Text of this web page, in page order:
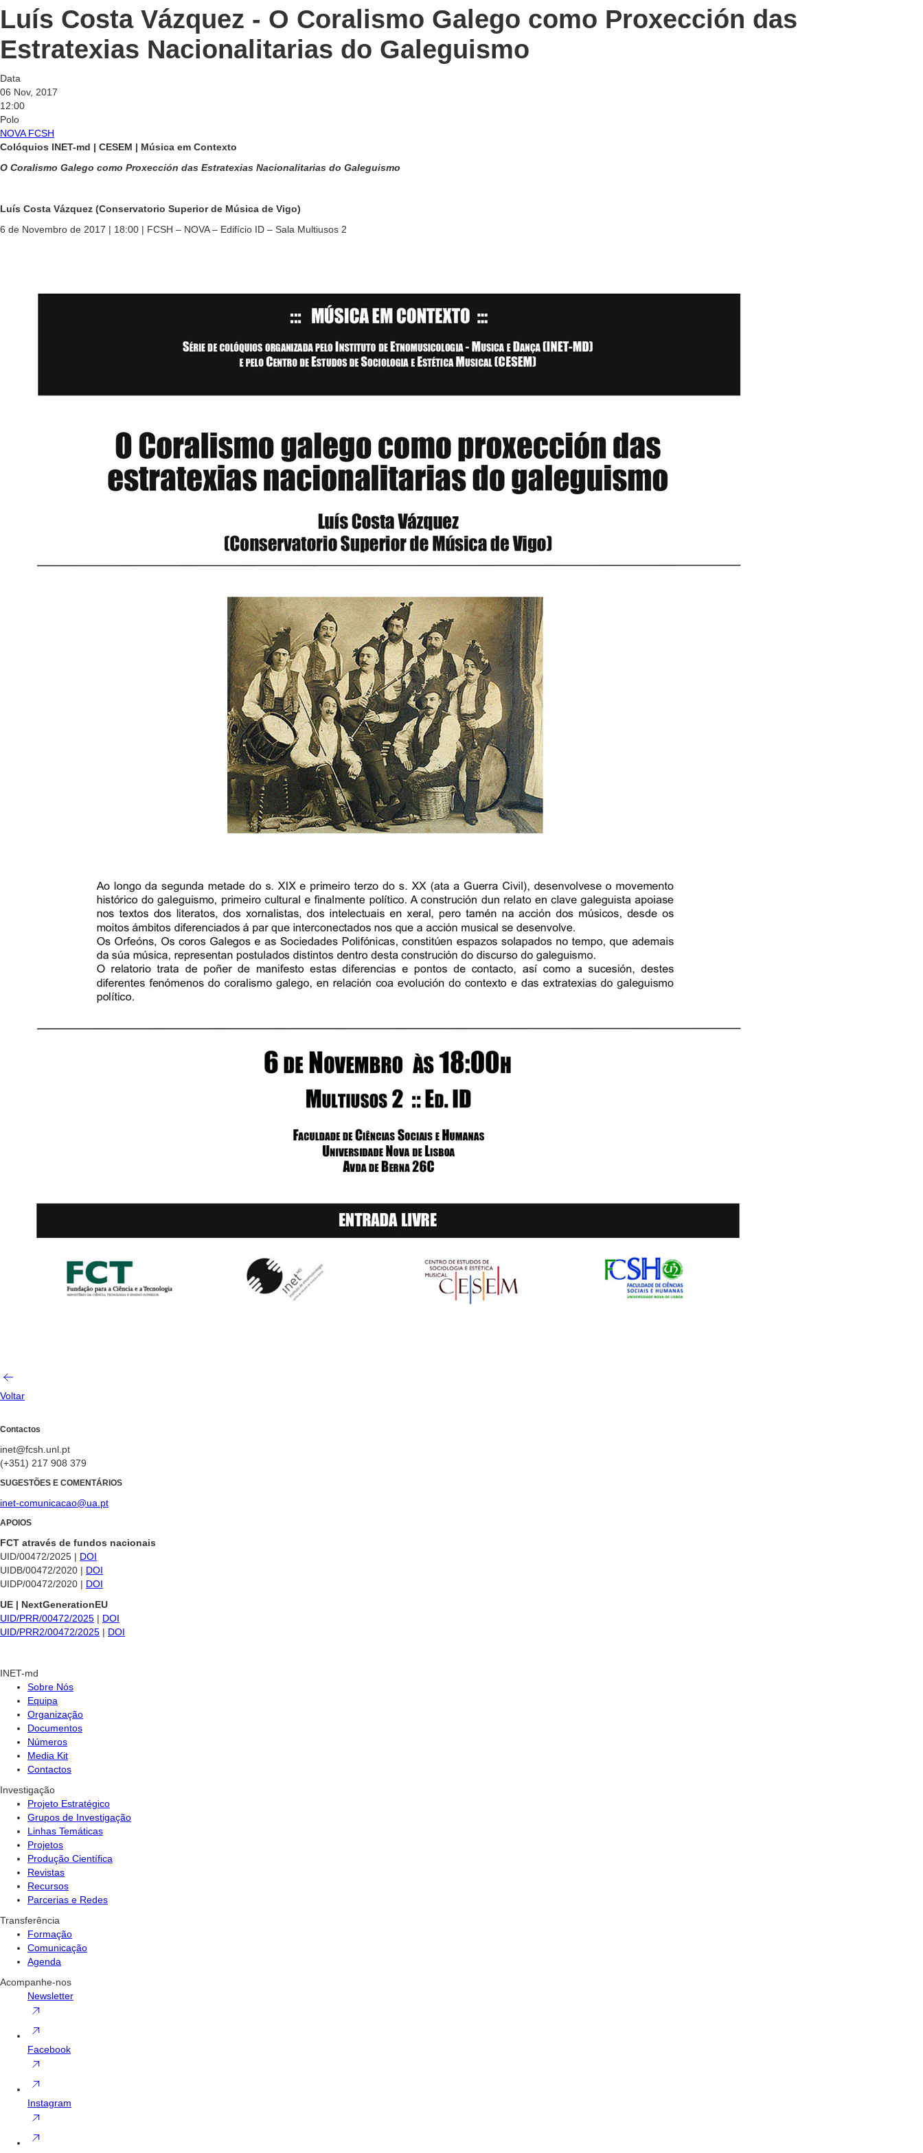
Luís Costa Vázquez - O Coralismo Galego como Proxección das
Estratexias Nacionalitarias do Galeguismo
Data
06 Nov, 2017
12:00
Polo
NOVA FCSH
Colóquios INET-md | CESEM | Música em Contexto
O Coralismo Galego como Proxección das Estratexias Nacionalitarias do Galeguismo
Luís Costa Vázquez (Conservatorio Superior de Música de Vigo)
6 de Novembro de 2017 | 18:00 | FCSH – NOVA – Edifício ID – Sala Multiusos 2
Voltar
Contactos
inet@fcsh.unl.pt
(+351) 217 908 379
SUGESTÕES E COMENTÁRIOS
inet-comunicacao@ua.pt
APOIOS
FCT através de fundos nacionais
UID/00472/2025 | DOI
UIDB/00472/2020 | DOI
UIDP/00472/2020 | DOI
UE | NextGenerationEU
UID/PRR/00472/2025 | DOI
UID/PRR2/00472/2025 | DOI
INET-md
Sobre Nós
Equipa
Organização
Documentos
Números
Media Kit
Contactos
Investigação
Projeto Estratégico
Grupos de Investigação
Linhas Temáticas
Projetos
Produção Científica
Revistas
Recursos
Parcerias e Redes
Transferência
Formação
Comunicação
Agenda
Acompanhe-nos
Newsletter
Facebook
Instagram